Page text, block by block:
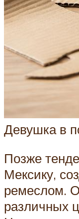
Девушка в
Позже
Мексику,
ремеслом.
различных